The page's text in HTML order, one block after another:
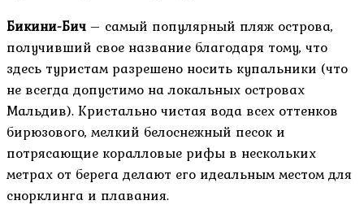
Бикини-Бич – самый популярный пляж острова,
получивший свое название благодаря тому, что
здесь туристам разрешено носить купальники (что
не всегда допустимо на локальных островах
Мальдив). Кристально чистая вода всех оттенков
бирюзового, мелкий белоснежный песок и
потрясающие коралловые рифы в нескольких
метрах от берега делают его идеальным местом для
снорклинга и плавания.